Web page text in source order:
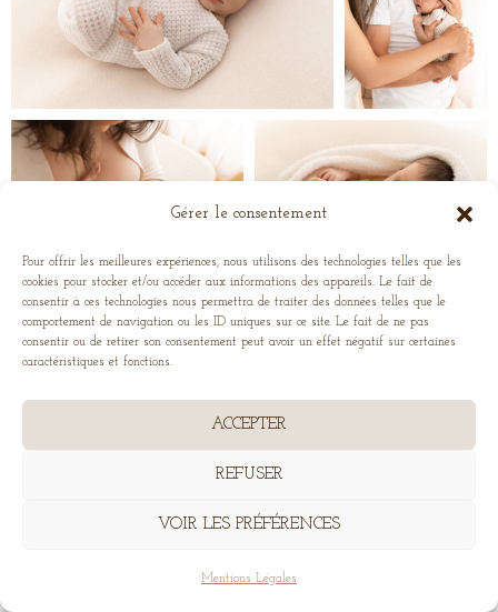
Gérer le consentement
Pour offrir les meilleures expériences, nous utilisons des technologies telles que les
cookies pour stocker et/ou accéder aux informations des appareils. Le fait de
consentir à ces technologies nous permettra de traiter des données telles que le
comportement de navigation ou les ID uniques sur ce site. Le fait de ne pas
consentir ou de retirer son consentement peut avoir un effet négatif sur certaines
caractéristiques et fonctions.
ACCEPTER
REFUSER
VOIR LES PRÉFÉRENCES
Mentions Légales